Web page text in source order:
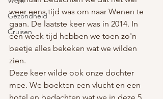
Gezondheid
Cruisen
weer eens tijd was om naar Wenen te
gaan. De laatste keer was in 2014. In
een week tijd hebben we toen zo'n
beetje alles bekeken wat we wilden
zien.
Deze keer wilde ook onze dochter
mee. We boekten een vlucht en een